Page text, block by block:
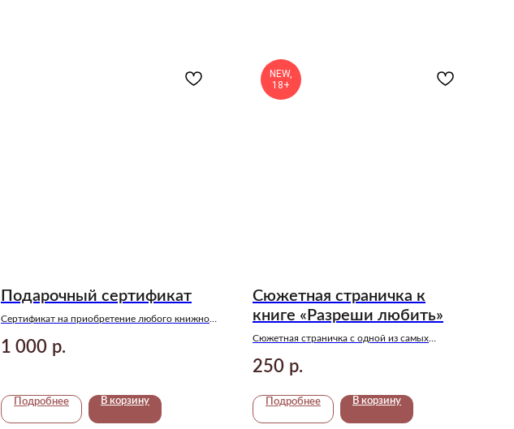
Подарочный сертификат
Сертификат на приобретение любого книжного
желанным подарком для ваших близких людей
1 000 р.
Подробнее В корзину
NEW,
18+
Сюжетная страничка к
книге «Разреши любить»
Сюжетная страничка с одной из самых
250 р.
Подробнее В корзину